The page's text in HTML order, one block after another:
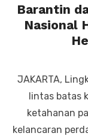
Barantin
Nasional
JAKARTA,
lintas batas
ketahanan
kelancaran